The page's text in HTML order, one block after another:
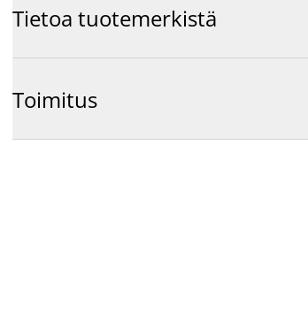
Tietoa tuotemerkistä
Toimitus